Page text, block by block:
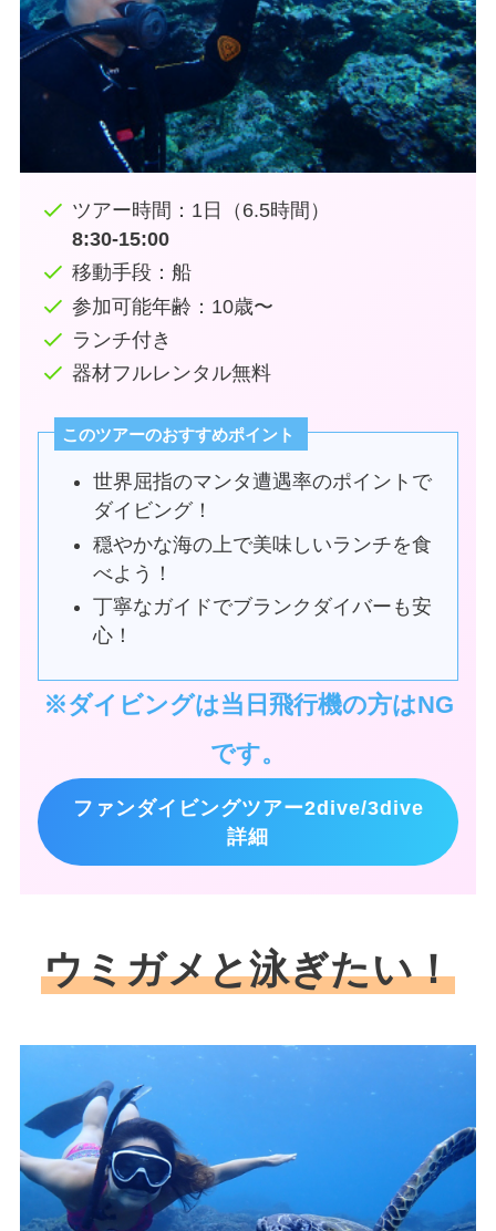
ツアー時間：1日（6.5時間）
8:30-15:00
移動手段：船
参加可能年齢：10歳〜
ランチ付き
器材フルレンタル無料
このツアーのおすすめポイント
世界屈指のマンタ遭遇率のポイントで
ダイビング！
穏やかな海の上で美味しいランチを食
べよう！
丁寧なガイドでブランクダイバーも安
心！
※ダイビングは当日飛行機の方はNG
です。
ファンダイビングツアー2dive/3dive
詳細
ウミガメと泳ぎたい！